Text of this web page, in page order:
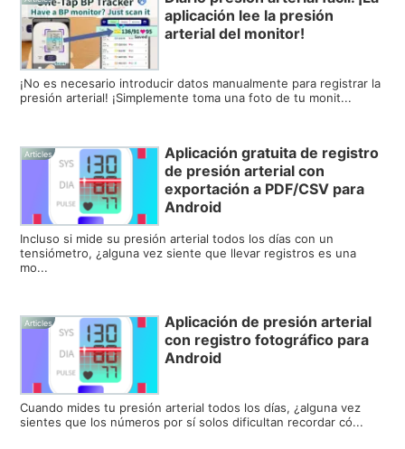
aplicación lee la presión
arterial del monitor!
¡No es necesario introducir datos manualmente para registrar la
presión arterial! ¡Simplemente toma una foto de tu monit...
Articles
Aplicación gratuita de registro
de presión arterial con
exportación a PDF/CSV para
Android
Incluso si mide su presión arterial todos los días con un
tensiómetro, ¿alguna vez siente que llevar registros es una
mo...
Articles
Aplicación de presión arterial
con registro fotográfico para
Android
Cuando mides tu presión arterial todos los días, ¿alguna vez
sientes que los números por sí solos dificultan recordar có...